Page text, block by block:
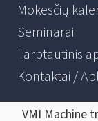
Mokesčių
Seminarai
Tarptautinis
Kontaktai /
VMI Machine